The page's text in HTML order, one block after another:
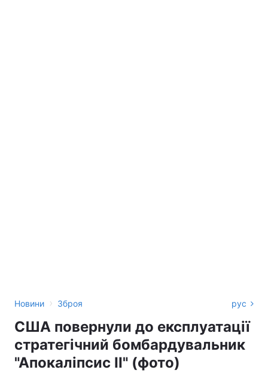
Новини › Зброя рус
США повернули до експлуатації
стратегічний бомбардувальник
"Апокаліпсис II" (фото)